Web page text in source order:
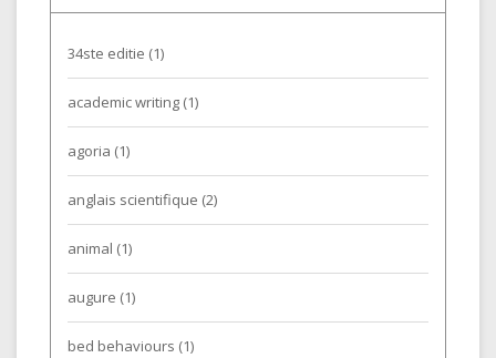
34ste editie (1)
academic writing (1)
agoria (1)
anglais scientifique (2)
animal (1)
augure (1)
bed behaviours (1)